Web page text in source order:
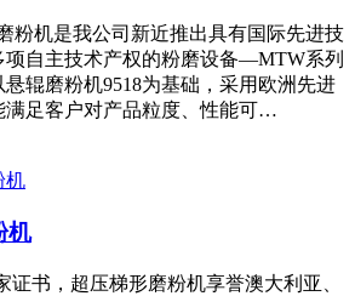
粉机是我公司新近推出具有国际先进技
项自主技术产权的粉磨设备—MTW系列
辊磨粉机9518为基础，采用欧洲先进
满足客户对产品粒度、性能可…
机
证书，超压梯形磨粉机享誉澳大利亚、